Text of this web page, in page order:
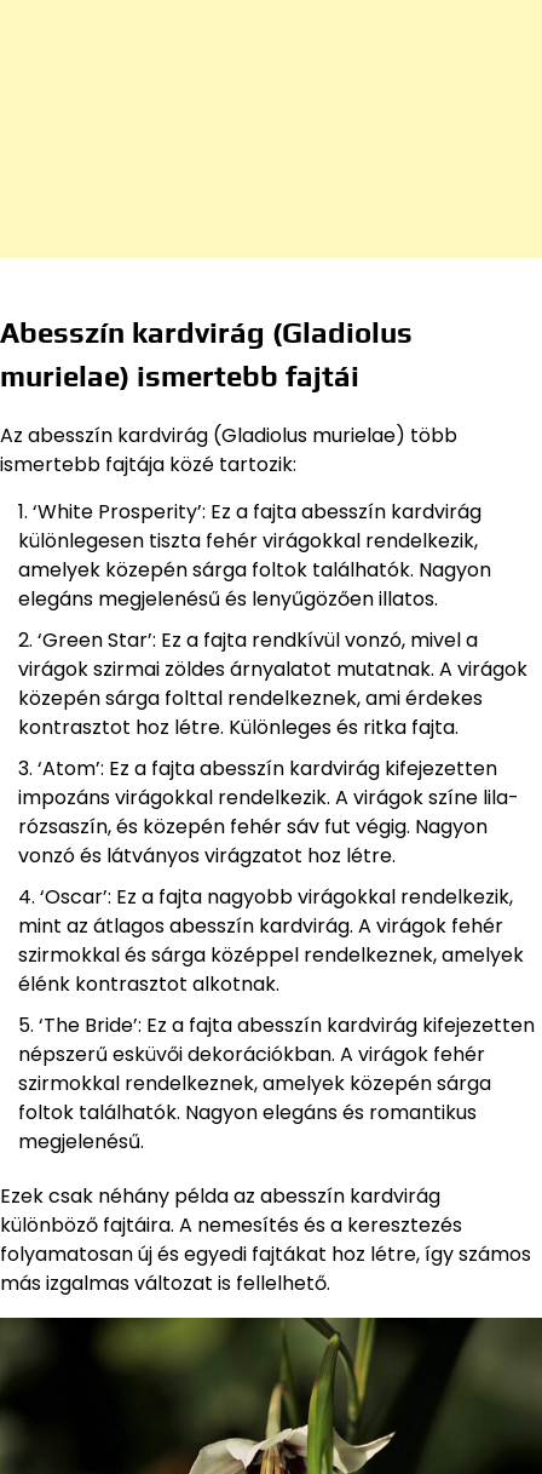
Abesszín kardvirág (Gladiolus
murielae) ismertebb fajtái
Az abesszín kardvirág (Gladiolus murielae) több
ismertebb fajtája közé tartozik:
‘White Prosperity’: Ez a fajta abesszín kardvirág
különlegesen tiszta fehér virágokkal rendelkezik,
amelyek közepén sárga foltok találhatók. Nagyon
elegáns megjelenésű és lenyűgözően illatos.
‘Green Star’: Ez a fajta rendkívül vonzó, mivel a
virágok szirmai zöldes árnyalatot mutatnak. A virágok
közepén sárga folttal rendelkeznek, ami érdekes
kontrasztot hoz létre. Különleges és ritka fajta.
‘Atom’: Ez a fajta abesszín kardvirág kifejezetten
impozáns virágokkal rendelkezik. A virágok színe lila-
rózsaszín, és közepén fehér sáv fut végig. Nagyon
vonzó és látványos virágzatot hoz létre.
‘Oscar’: Ez a fajta nagyobb virágokkal rendelkezik,
mint az átlagos abesszín kardvirág. A virágok fehér
szirmokkal és sárga középpel rendelkeznek, amelyek
élénk kontrasztot alkotnak.
‘The Bride’: Ez a fajta abesszín kardvirág kifejezetten
népszerű esküvői dekorációkban. A virágok fehér
szirmokkal rendelkeznek, amelyek közepén sárga
foltok találhatók. Nagyon elegáns és romantikus
megjelenésű.
Ezek csak néhány példa az abesszín kardvirág
különböző fajtáira. A nemesítés és a keresztezés
folyamatosan új és egyedi fajtákat hoz létre, így számos
más izgalmas változat is fellelhető.